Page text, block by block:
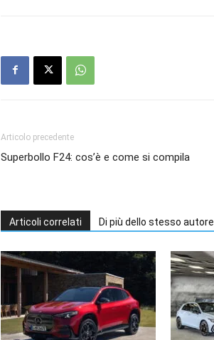
Articolo precedente
Superbollo F24: cos’è e come si compila
Articoli correlati Di più dello stesso autore